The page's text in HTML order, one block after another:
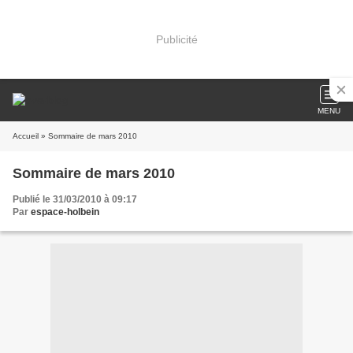
Publicité
MENU
Accueil » Sommaire de mars 2010
Sommaire de mars 2010
Publié le 31/03/2010 à 09:17
Par espace-holbein